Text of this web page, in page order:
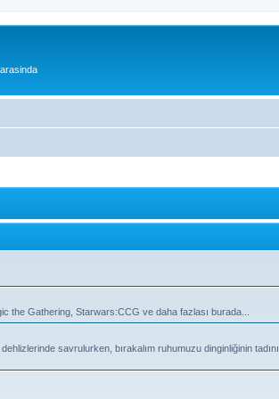
the Gathering, Starwars:CCG ve daha fazlası burada...
savrulurken, bırakalım ruhumuzu dinginliğinin tadını